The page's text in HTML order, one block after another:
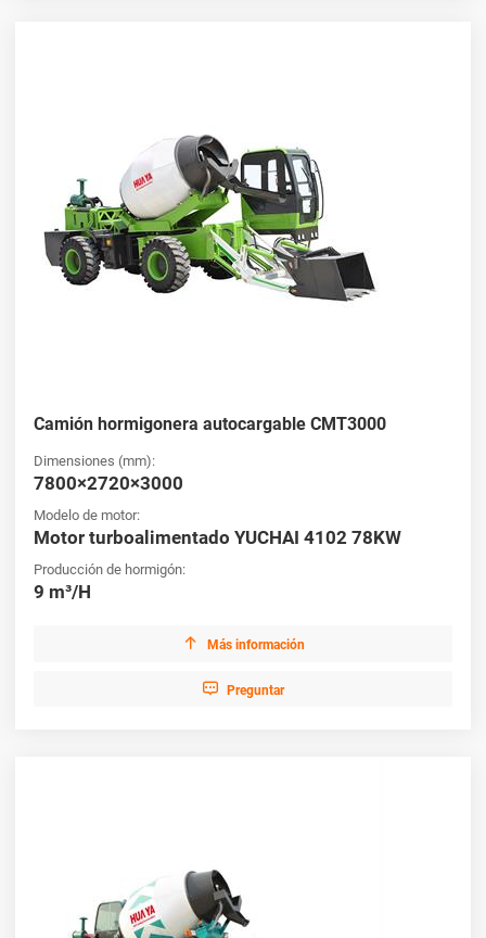
Camión hormigonera autocargable CMT3000
Dimensiones (mm):
7800×2720×3000
Modelo de motor:
Motor turboalimentado YUCHAI 4102 78KW
Producción de hormigón:
9 m³/H
 Más información
 Preguntar